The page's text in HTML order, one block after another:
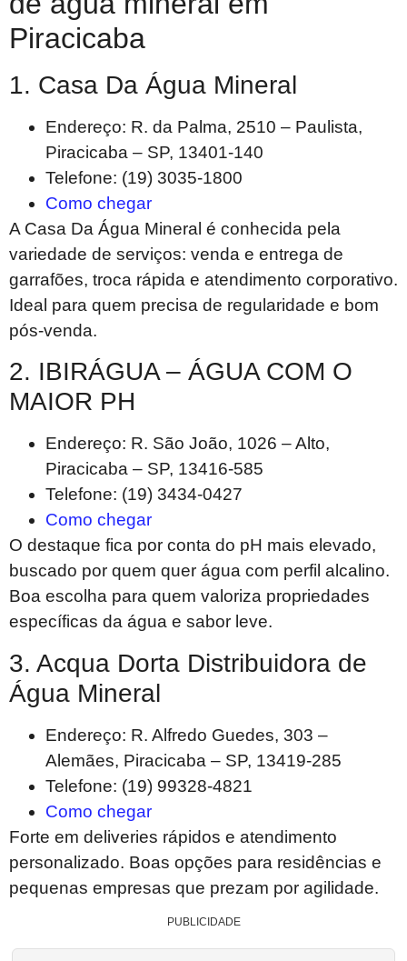
Piracicaba
1. Casa Da Água Mineral
Endereço: R. da Palma, 2510 – Paulista,
Piracicaba – SP, 13401-140
Telefone: (19) 3035-1800
Como chegar
A Casa Da Água Mineral é conhecida pela
variedade de serviços: venda e entrega de
garrafões, troca rápida e atendimento corporativo.
Ideal para quem precisa de regularidade e bom
pós-venda.
2. IBIRÁGUA – ÁGUA COM O
MAIOR PH
Endereço: R. São João, 1026 – Alto,
Piracicaba – SP, 13416-585
Telefone: (19) 3434-0427
Como chegar
O destaque fica por conta do pH mais elevado,
buscado por quem quer água com perfil alcalino.
Boa escolha para quem valoriza propriedades
específicas da água e sabor leve.
3. Acqua Dorta Distribuidora de
Água Mineral
Endereço: R. Alfredo Guedes, 303 –
Alemães, Piracicaba – SP, 13419-285
Telefone: (19) 99328-4821
Como chegar
Forte em deliveries rápidos e atendimento
personalizado. Boas opções para residências e
pequenas empresas que prezam por agilidade.
PUBLICIDADE